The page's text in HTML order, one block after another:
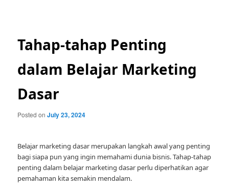
Tahap-tahap Penting
dalam Belajar Marketing
Dasar
Posted onJuly 23, 2024
Belajar marketing dasar merupakan langkah awal yang penting
bagi siapa pun yang ingin memahami dunia bisnis. Tahap-tahap
penting dalam belajar marketing dasar perlu diperhatikan agar
pemahaman kita semakin mendalam.